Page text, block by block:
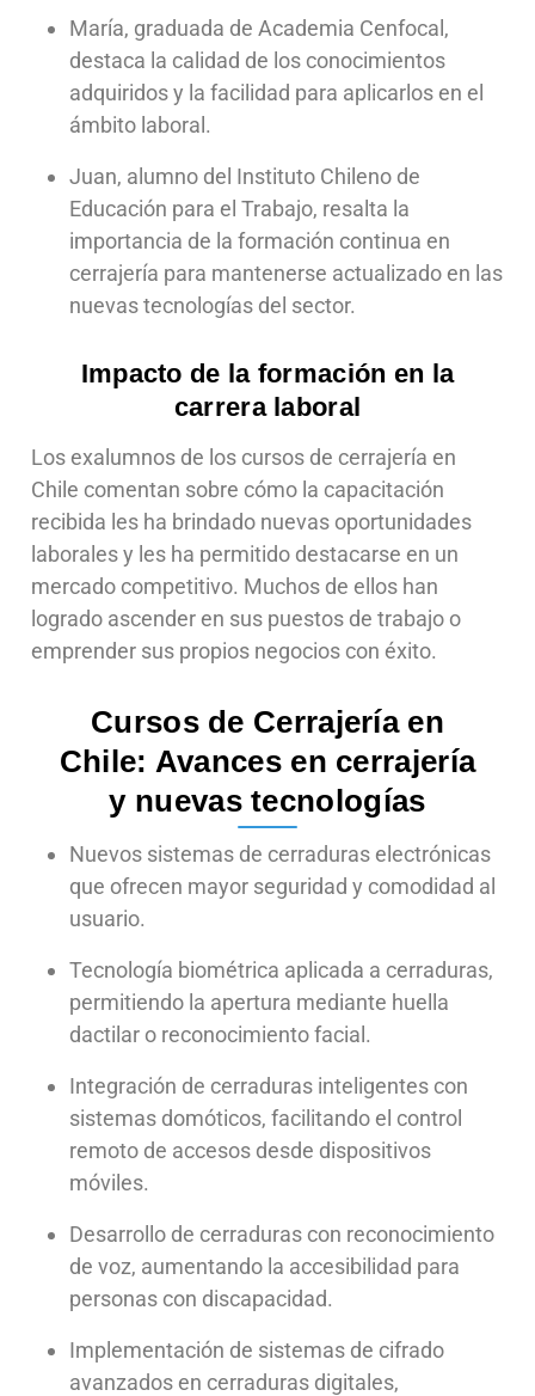
María, graduada de Academia Cenfocal,
destaca la calidad de los conocimientos
adquiridos y la facilidad para aplicarlos en el
ámbito laboral.
Juan, alumno del Instituto Chileno de
Educación para el Trabajo, resalta la
importancia de la formación continua en
cerrajería para mantenerse actualizado en las
nuevas tecnologías del sector.
Impacto de la formación en la
carrera laboral
Los exalumnos de los cursos de cerrajería en
Chile comentan sobre cómo la capacitación
recibida les ha brindado nuevas oportunidades
laborales y les ha permitido destacarse en un
mercado competitivo. Muchos de ellos han
logrado ascender en sus puestos de trabajo o
emprender sus propios negocios con éxito.
Cursos de Cerrajería en
Chile: Avances en cerrajería
y nuevas tecnologías
Nuevos sistemas de cerraduras electrónicas
que ofrecen mayor seguridad y comodidad al
usuario.
Tecnología biométrica aplicada a cerraduras,
permitiendo la apertura mediante huella
dactilar o reconocimiento facial.
Integración de cerraduras inteligentes con
sistemas domóticos, facilitando el control
remoto de accesos desde dispositivos
móviles.
Desarrollo de cerraduras con reconocimiento
de voz, aumentando la accesibilidad para
personas con discapacidad.
Implementación de sistemas de cifrado
avanzados en cerraduras digitales,